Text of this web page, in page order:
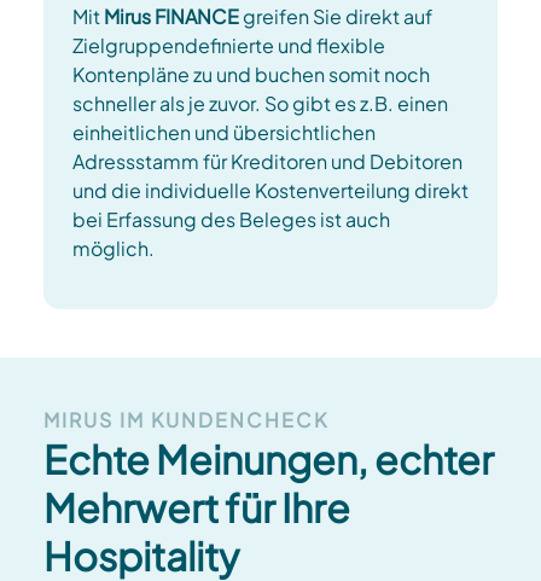
MitMirus FINANCEgreifen Sie direkt auf
Zielgruppendefinierte und flexible
Kontenpläne zu und buchen somit noch
schneller als je zuvor. So gibt es z.B. einen
einheitlichen und übersichtlichen
Adressstamm für Kreditoren und Debitoren
und die individuelle Kostenverteilung direkt
bei Erfassung des Beleges ist auch
möglich.
MIRUS IM KUNDENCHECK
Echte Meinungen, echter
Mehrwert für Ihre
Hospitality